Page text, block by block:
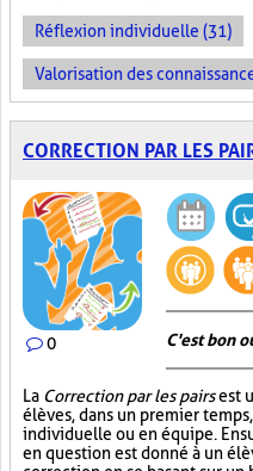
Réflexion individuelle (31)
Valorisation des
CORRECTION PAR LES
0 C'est bon
La Correction par les pairsest
élèves, dans un premier
individuelle ou en équipe.
en question est donné à un